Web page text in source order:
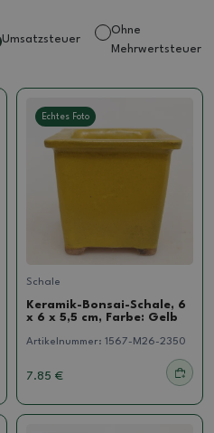
Umsatzsteuer
Ohne
Mehrwertsteuer
Echtes Foto
Schale
Keramik-Bonsai-Schale, 6
x 6 x 5,5 cm, Farbe: Gelb
Artikelnummer: 1567-M26-2350
7.85 €